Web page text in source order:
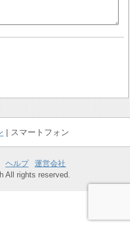
スマートフォン
ヘルプ
運営会社
All rights reserved.